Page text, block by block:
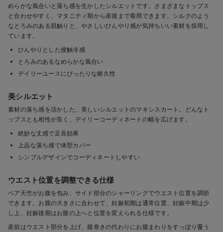
めらかな風合いと落ち感を生かしたシルエットです。さまざまなトップス
と合わせやすく、マタニティ期から産後まで着用できます。シルクのよう
なとろみのある肌触りと、やさしいひんやり感が気持ちいい素材を採用し
ています。
ひんやりとした接触冷感
とろみのあるなめらかな風合い
デイリーユースにぴったりな耐久性
美シルエット
素材の落ち感を活かした、美しいシルエットのマキシスカート。どんなト
ップスとも相性が良く、デイリーコーディネートの幅を広げます。
絶妙な丈感で足長効果
上品な落ち感で体型カバー
シンプルデザインでコーディネートしやすい
ウエスト位置を調整できる仕様
ベア天竺がお腹を包み、サイド部分のシャーリングでウエスト位置を調節
できます。お腹の大きさに合わせて、妊娠初期は通常位置、妊娠中期は少
し上、妊娠後期はお腹の上へと位置を変えられる仕様です。
産前はウエスト部分を上げ、腹巻きの代わりにお腹まわりをすっぽり覆う